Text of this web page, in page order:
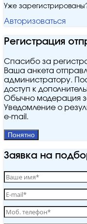
Уже
Авторизоваться
Регистрация
Спасибо за
Ваша анкета
администратору.
доступ к
Обычно модерация
Уведомление о
e‑mail.
Понятно
Заявка на